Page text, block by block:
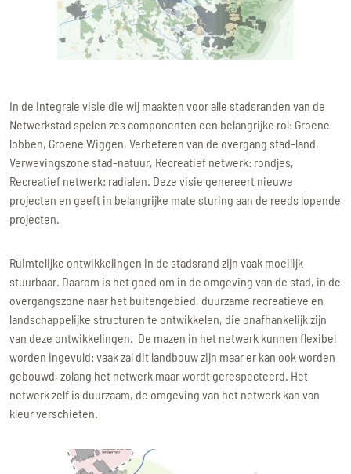
In de integrale visie die wij maakten voor alle stadsranden van de
Netwerkstad spelen zes componenten een belangrijke rol: Groene
lobben, Groene Wiggen, Verbeteren van de overgang stad-land,
Verwevingszone stad-natuur, Recreatief netwerk: rondjes,
Recreatief netwerk: radialen. Deze visie genereert nieuwe
projecten en geeft in belangrijke mate sturing aan de reeds lopende
projecten.
Ruimtelijke ontwikkelingen in de stadsrand zijn vaak moeilijk
stuurbaar. Daarom is het goed om in de omgeving van de stad, in de
overgangszone naar het buitengebied, duurzame recreatieve en
landschappelijke structuren te ontwikkelen, die onafhankelijk zijn
van deze ontwikkelingen. De mazen in het netwerk kunnen flexibel
worden ingevuld: vaak zal dit landbouw zijn maar er kan ook worden
gebouwd, zolang het netwerk maar wordt gerespecteerd. Het
netwerk zelf is duurzaam, de omgeving van het netwerk kan van
kleur verschieten.